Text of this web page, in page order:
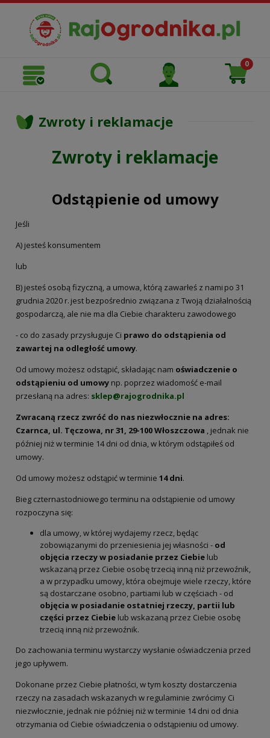
Zwroty i reklamacje
Zwroty i reklamacje
Odstąpienie od umowy
Jeśli
A) jesteś konsumentem
lub
B) jesteś osobą fizyczną, a umowa, którą zawarłeś z nami po 31
grudnia 2020 r. jest bezpośrednio związana z Twoją działalnością
gospodarczą, ale nie ma dla Ciebie charakteru zawodowego
- co do zasady przysługuje Ci prawo do odstąpienia od
zawartej na odległość umowy.
Od umowy możesz odstąpić, składając nam oświadczenie o
odstąpieniu od umowy np. poprzez wiadomość e-mail
przesłaną na adres: sklep@rajogrodnika.pl
Zwracaną rzecz zwróć do nas niezwłocznie na adres:
Czarnca, ul. Tęczowa, nr 31, 29-100 Włoszczowa , jednak nie
później niż w terminie 14 dni od dnia, w którym odstąpiłeś od
umowy.
Od umowy możesz odstąpić w terminie 14 dni.
Bieg czternastodniowego terminu na odstąpienie od umowy
rozpoczyna się:
dla umowy, w której wydajemy rzecz, będąc
zobowiązanymi do przeniesienia jej własności - od
objęcia rzeczy w posiadanie przez Ciebie lub
wskazaną przez Ciebie osobę trzecią inną niż przewoźnik,
a w przypadku umowy, która obejmuje wiele rzeczy, które
są dostarczane osobno, partiami lub w częściach - od
objęcia w posiadanie ostatniej rzeczy, partii lub
części przez Ciebie lub wskazaną przez Ciebie osobę
trzecią inną niż przewoźnik.
Do zachowania terminu wystarczy wysłanie oświadczenia przed
jego upływem.
Dokonane przez Ciebie płatności, w tym koszty dostarczenia
rzeczy na zasadach wskazanych w regulaminie zwrócimy Ci
niezwłocznie, jednak nie później niż w terminie 14 dni od dnia
otrzymania od Ciebie oświadczenia o odstąpieniu od umowy.